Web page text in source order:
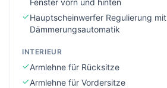
Fenster vorn und hinten
Hauptscheinwerfer Regulierung mit
Dämmerungsautomatik
INTERIEUR
Armlehne für Rücksitze
Armlehne für Vordersitze